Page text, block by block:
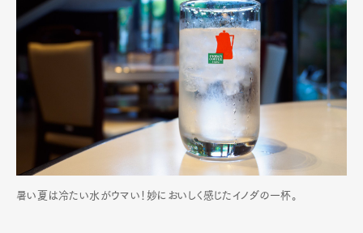
暑い夏は冷たい水がウマい！妙においしく感じたイノダの一杯。